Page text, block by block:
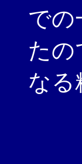
での
たの
なる